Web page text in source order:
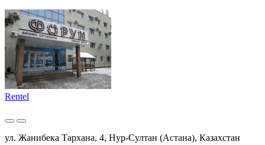
Rentel
ул. Жанибека Тархана, 4, Нур-Султан (Астана), Казахстан